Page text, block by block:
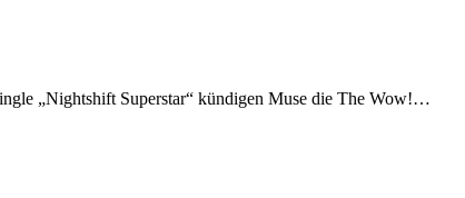
„Nightshift Superstar“ kündigen Muse die The Wow!…